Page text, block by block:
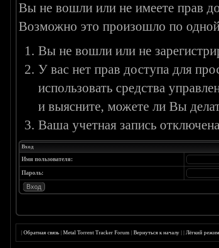
Вы не вошли или не имеете прав
Возможно это произошло по
Вы не вошли или не
У вас нет прав доступа для
использовать средства
и выясните, можете ли Вы
Ваша учетная запись
Вход
Имя пользователя:
Пароль:
|Обратная связь |Metal Torrent Tracker Forum |Вернуться к началу ||Лёгкий